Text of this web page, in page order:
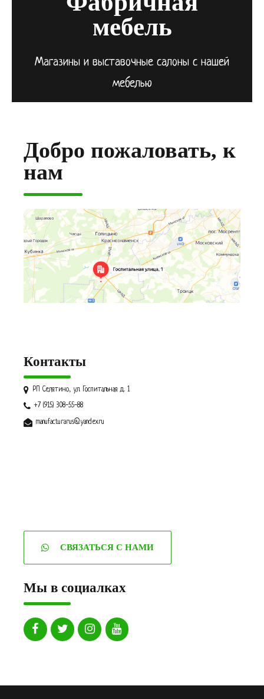
мебель
Магазины и выставочные салоны с нашей
мебелью
Добро пожаловать, к
нам
Контакты
РП Селятино, ул. Госпитальная д. 1
+7 (915) 308-55-88
manufacturarus@yandex.ru
СВЯЗАТЬСЯ С НАМИ
Мы в социалках